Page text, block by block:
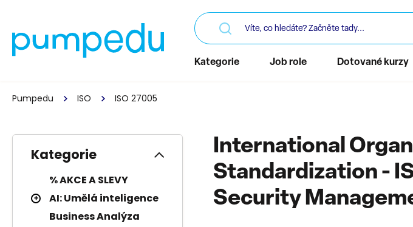
Kategorie Job role Dotované kurzy
Pumpedu ISO ISO 27005
Kategorie
% AKCE A SLEVY
AI: Umělá inteligence
Business Analýza
International
Standardization -
Security